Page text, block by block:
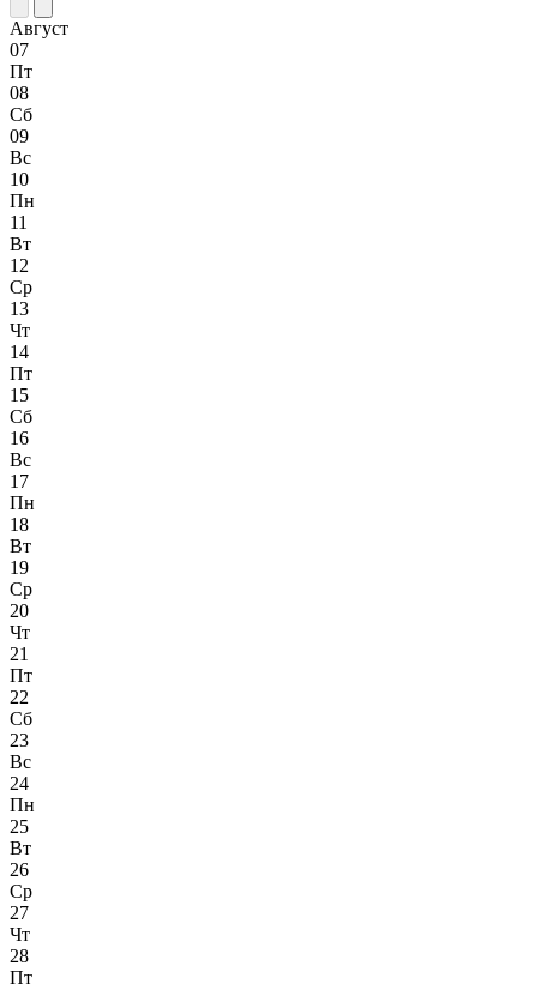
Август
07
Пт
08
Сб
09
Вс
10
Пн
11
Вт
12
Ср
13
Чт
14
Пт
15
Сб
16
Вс
17
Пн
18
Вт
19
Ср
20
Чт
21
Пт
22
Сб
23
Вс
24
Пн
25
Вт
26
Ср
27
Чт
28
Пт